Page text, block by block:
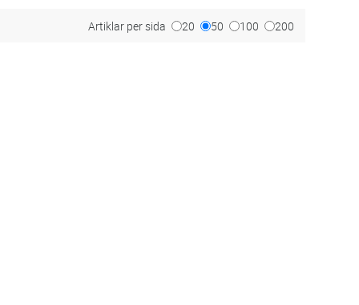
uppdateringar. Kameralicenserna i NVRN-4
Artiklar per sida 20 50 100 200